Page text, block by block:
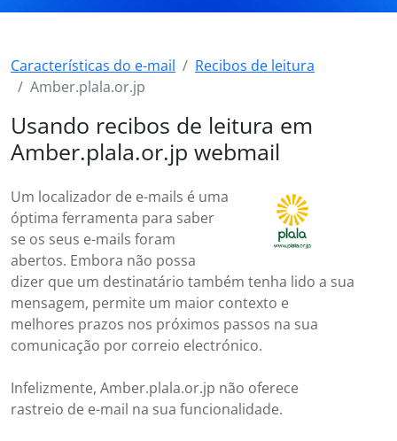
Características do e-mail
Recibos de leitura
Amber.plala.or.jp
Usando recibos de leitura em
Amber.plala.or.jp webmail
Um localizador de e-mails é uma
óptima ferramenta para saber
se os seus e-mails foram
abertos. Embora não possa
dizer que um destinatário também tenha lido a sua
mensagem, permite um maior contexto e
melhores prazos nos próximos passos na sua
comunicação por correio electrónico.
Infelizmente, Amber.plala.or.jp não oferece
rastreio de e-mail na sua funcionalidade.